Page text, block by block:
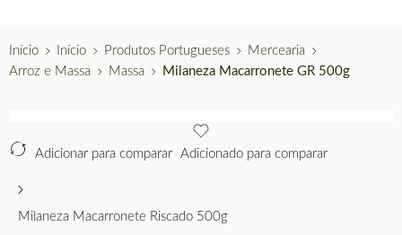
Início Início Produtos Portugueses
Mercearia
Arroz e Massa
Massa Milaneza Macarronete GR 500g
Adicionar para comparar Adicionado para comparar
Milaneza Macarronete Riscado 500g